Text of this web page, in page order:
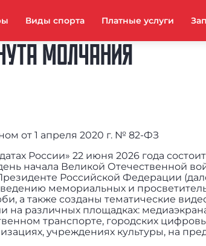
Виды спорта Платные услуги
МОЛЧАНИЯ
от 1 апреля 2020 г. № 82-ФЗ
России» 22 июня 2026 года
начала Великой Отечественной
Российской Федерации
мемориальных и
а также созданы тематические
на различных площадках:
транспорте, городских
учреждениях культуры, на